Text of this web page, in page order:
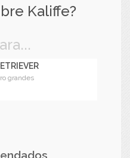
Kaliffe?
grandes